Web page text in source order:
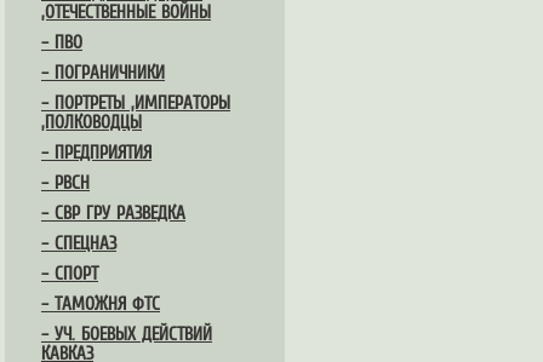
,ОТЕЧЕСТВЕННЫЕ ВОЙНЫ
– ПВО
– ПОГРАНИЧНИКИ
– ПОРТРЕТЫ ,ИМПЕРАТОРЫ
,ПОЛКОВОДЦЫ
– ПРЕДПРИЯТИЯ
– РВСН
– СВР ГРУ РАЗВЕДКА
– СПЕЦНАЗ
– СПОРТ
– ТАМОЖНЯ ФТС
– УЧ. БОЕВЫХ ДЕЙСТВИЙ
КАВКАЗ